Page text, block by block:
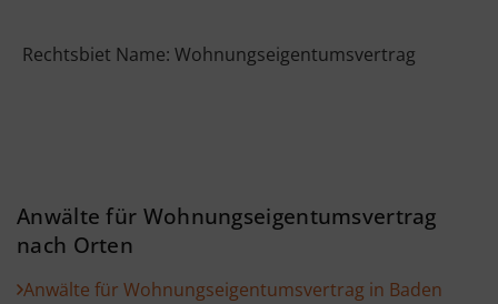
Rechtsbiet Name: Wohnungseigentumsvertrag
Anwälte für Wohnungseigentumsvertrag
nach Orten
Anwälte für Wohnungseigentumsvertrag in Baden